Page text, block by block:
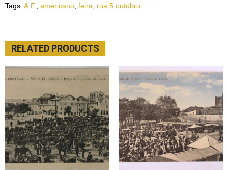
Tags: A.F. americano feira rua 5 outubro
RELATED PRODUCTS